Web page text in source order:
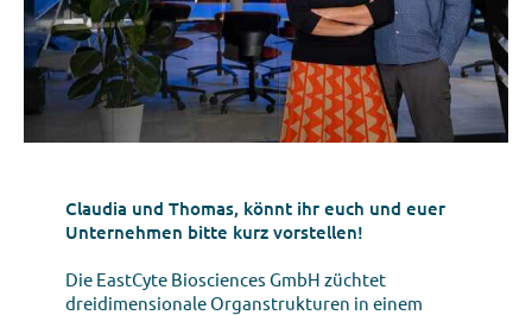
Claudia und Thomas, könnt ihr euch und euer
Unternehmen bitte kurz vorstellen!
Die EastCyte Biosciences GmbH züchtet
dreidimensionale Organstrukturen in einem